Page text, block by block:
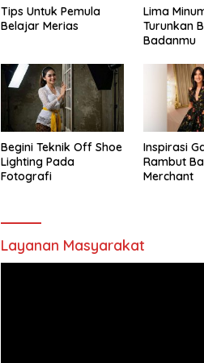
Tips Untuk Pemula
Belajar Merias
Lima
Turunkan
Badanmu
Begini Teknik Off Shoe
Lighting Pada
Fotografi
Inspirasi
Rambut
Merchant
Layanan Masyarakat